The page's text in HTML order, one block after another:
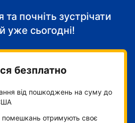
та почніть зустрічати
уже сьогодні!
безплатно
від пошкоджень на суму до
помешкань отримують своє